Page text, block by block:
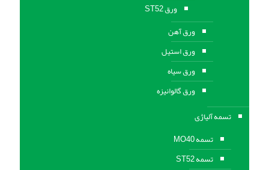
ورق ST52
ورق آهن
ورق استیل
ورق سیاه
ورق گالوانیزه
تسمه آلیاژی
تسمه MO40
تسمه ST52